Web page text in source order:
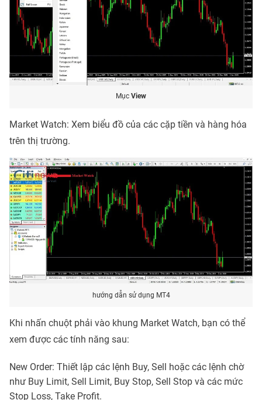
Mục View
Market Watch: Xem biểu đồ của các cặp tiền và hàng hóa
trên thị trường.
hướng dẫn sử dụng MT4
Khi nhấn chuột phải vào khung Market Watch, bạn có thể
xem được các tính năng sau:
New Order: Thiết lập các lệnh Buy, Sell hoặc các lệnh chờ
như Buy Limit, Sell Limit, Buy Stop, Sell Stop và các mức
Stop Loss, Take Profit.